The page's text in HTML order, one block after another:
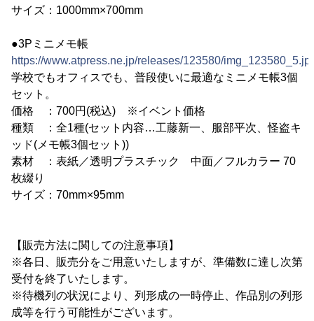
サイズ：1000mm×700mm
●3Pミニメモ帳
https://www.atpress.ne.jp/releases/123580/
学校でもオフィスでも、普段使いに最適なミニメモ帳3個
セット。
価格 ：700円(税込) ※イベント価格
種類 ：全1種(セット内容…工藤新一、服部平次、怪盗キ
ッド(メモ帳3個セット))
素材 ：表紙／透明プラスチック 中面／フルカラー 70
枚綴り
サイズ：70mm×95mm
【販売方法に関しての注意事項】
※各日、販売分をご用意いたしますが、準備数に達し次第
受付を終了いたします。
※待機列の状況により、列形成の一時停止、作品別の列形
成等を行う可能性がございます。